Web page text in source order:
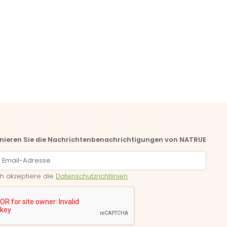
Sie die Nachrichtenbenachrichtigungen von NATRUE
akzeptiere die Datenschutzrichtlinien